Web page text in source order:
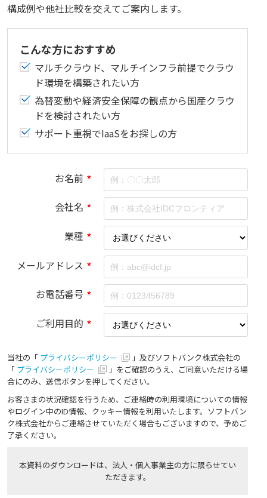
構成例や他社比較を交えてご案内します。
こんな方におすすめ
マルチクラウド、マルチインフラ前提でクラウ
ド環境を構築されたい方
為替変動や経済安全保障の観点から国産クラウ
ドを検討されたい方
サポート重視でIaaSをお探しの方
お名前 *
会社名 *
業種 *
メールアドレス *
お電話番号 *
ご利用目的 *
当社の「 プライバシーポリシー
」及びソフトバンク株式会社の
「 プライバシーポリシー
」をご確認のうえ、ご同意いただける場
合にのみ、送信ボタンを押してください。
お客さまの状況確認を行うため、ご連絡時の利用環境についての情報
やログイン中のID情報、クッキー情報を利用いたします。ソフトバン
ク株式会社からご連絡させていただく場合もございますので、予めご
了承ください。
本資料のダウンロードは、法人・個人事業主の方に限らせてい
ただきます。